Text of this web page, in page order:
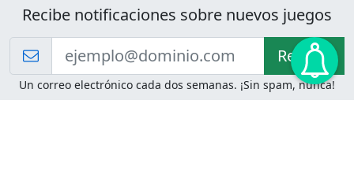
Recibe notificaciones sobre nuevos juegos
Recibir!
Un correo electrónico cada dos semanas. ¡Sin spam, nunca!